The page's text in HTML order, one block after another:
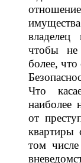
чтобы не
более, что
Что
наиболее
от
квартиры
том